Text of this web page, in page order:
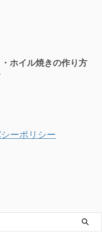
ホイル焼きの作り方
ーポリシー